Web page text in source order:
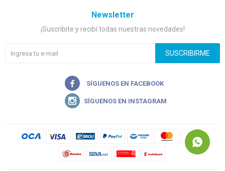
Newsletter
¡Suscribite y recibí todas nuestras novedades!
SUSCRIBIRME

